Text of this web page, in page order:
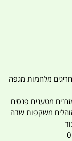
חריגים מלחמות מגפה
מטענים פנסים
אוהלים משקפות שדה